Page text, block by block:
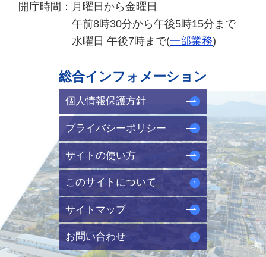
開庁時間： 月曜日から金曜日
午前8時30分から午後5時15分まで
水曜日 午後7時まで(一部業務)
総合インフォメーション
個人情報保護方針
プライバシーポリシー
サイトの使い方
このサイトについて
サイトマップ
お問い合わせ